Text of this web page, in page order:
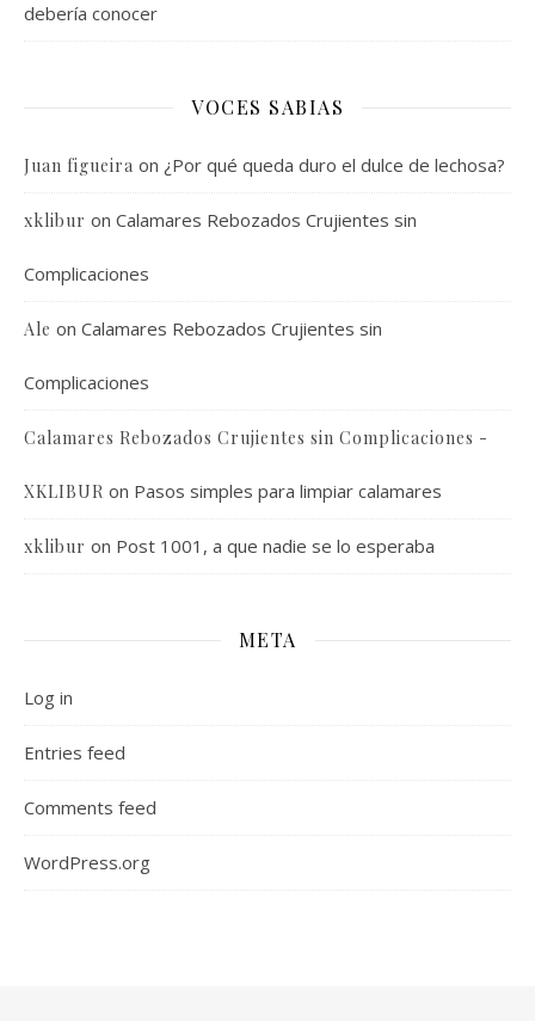
debería conocer
VOCES SABIAS
Juan figueira on ¿Por qué queda duro el dulce de lechosa?
xklibur on Calamares Rebozados Crujientes sin
Complicaciones
Ale on Calamares Rebozados Crujientes sin
Complicaciones
Calamares Rebozados Crujientes sin Complicaciones -
XKLIBUR on Pasos simples para limpiar calamares
xklibur on Post 1001, a que nadie se lo esperaba
META
Log in
Entries feed
Comments feed
WordPress.org